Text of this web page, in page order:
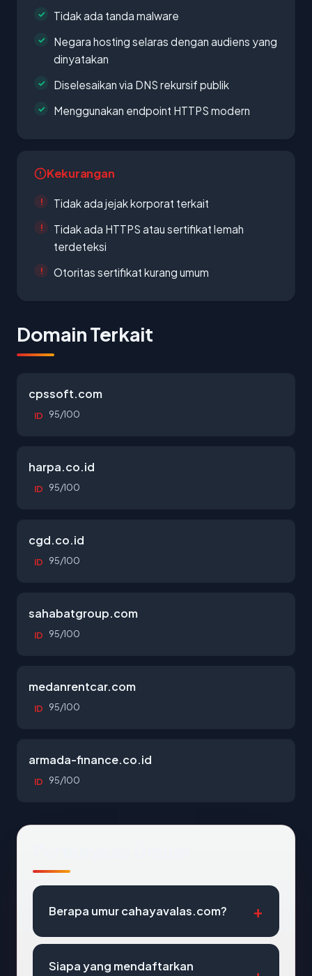
Tidak ada tanda malware
Negara hosting selaras dengan audiens yang
dinyatakan
Diselesaikan via DNS rekursif publik
Menggunakan endpoint HTTPS modern
Kekurangan
Tidak ada jejak korporat terkait
Tidak ada HTTPS atau sertifikat lemah
terdeteksi
Otoritas sertifikat kurang umum
Domain Terkait
cpssoft.com
ID 95/100
harpa.co.id
ID 95/100
cgd.co.id
ID 95/100
sahabatgroup.com
ID 95/100
medanrentcar.com
ID 95/100
armada-finance.co.id
ID 95/100
Berapa umur cahayavalas.com?
Siapa yang mendaftarkan